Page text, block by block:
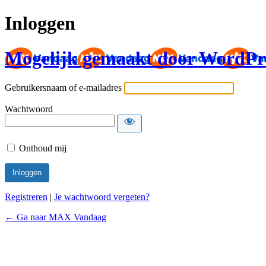
Inloggen
Mogelijk gemaakt door
Gebruikersnaam of e-mailadres
Wachtwoord
Onthoud mij
Registreren | Je wachtwoord vergeten?
← Ga naar MAX Vandaag